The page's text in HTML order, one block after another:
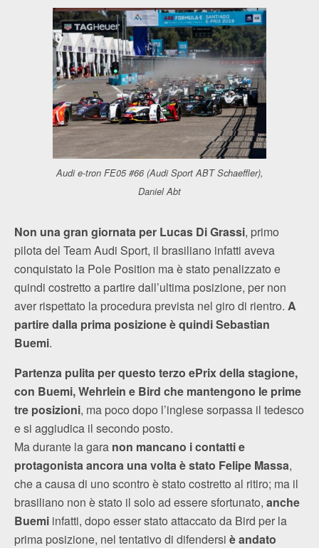
Audi e-tron FE05 #66 (Audi Sport ABT Schaeffler),
Daniel Abt
Non una gran giornata per Lucas Di Grassi, primo
pilota del Team Audi Sport, il brasiliano infatti aveva
conquistato la Pole Position ma è stato penalizzato e
quindi costretto a partire dall’ultima posizione, per non
aver rispettato la procedura prevista nel giro di rientro. A
partire dalla prima posizione è quindi Sebastian
Buemi.
Partenza pulita per questo terzo ePrix della stagione,
con Buemi, Wehrlein e Bird che mantengono le prime
tre posizioni, ma poco dopo l’inglese sorpassa il tedesco
e si aggiudica il secondo posto.
Ma durante la gara non mancano i contatti e
protagonista ancora una volta è stato Felipe Massa,
che a causa di uno scontro è stato costretto al ritiro; ma il
brasiliano non è stato il solo ad essere sfortunato, anche
Buemi infatti, dopo esser stato attaccato da Bird per la
prima posizione, nel tentativo di difendersi è andato